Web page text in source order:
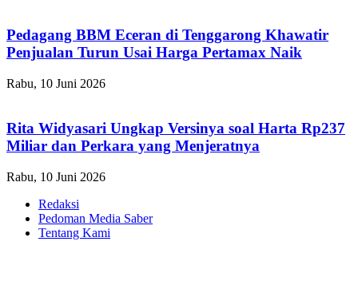
Pedagang BBM Eceran di Tenggarong Khawatir
Penjualan Turun Usai Harga Pertamax Naik
Rabu, 10 Juni 2026
Rita Widyasari Ungkap Versinya soal Harta Rp237
Miliar dan Perkara yang Menjeratnya
Rabu, 10 Juni 2026
Redaksi
Pedoman Media Saber
Tentang Kami